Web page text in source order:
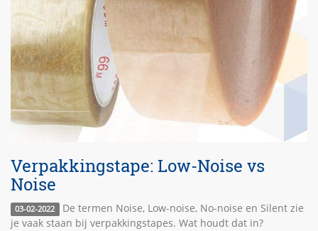
Verpakkingstape: Low-Noise vs
Noise
03-02-2022 De termen Noise, Low-noise, No-noise en Silent zie
je vaak staan bij verpakkingstapes. Wat houdt dat in?